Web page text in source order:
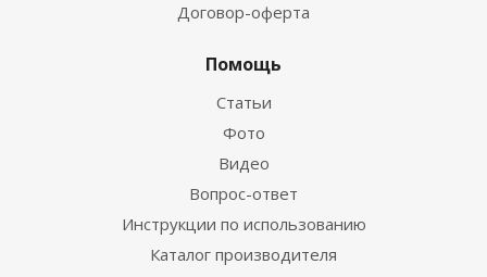
Договор-оферта
Помощь
Статьи
Фото
Видео
Вопрос-ответ
Инструкции по использованию
Каталог производителя